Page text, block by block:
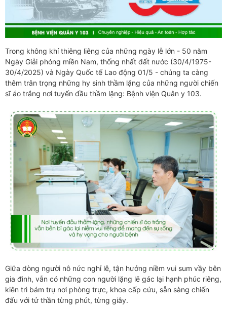
Trong không khí thiêng liêng của những ngày lễ lớn - 50 năm
Ngày Giải phóng miền Nam, thống nhất đất nước (30/4/1975-
30/4/2025) và Ngày Quốc tế Lao động 01/5 - chúng ta càng
thêm trân trọng những hy sinh thầm lặng của những người chiến
sĩ áo trắng nơi tuyến đầu thầm lặng: Bệnh viện Quân y 103.
Giữa dòng người nô nức nghỉ lễ, tận hưởng niềm vui sum vầy bên
gia đình, vẫn có những con người lặng lẽ gác lại hạnh phúc riêng,
kiên trì bám trụ nơi phòng trực, khoa cấp cứu, sẵn sàng chiến
đấu với tử thần từng phút, từng giây.